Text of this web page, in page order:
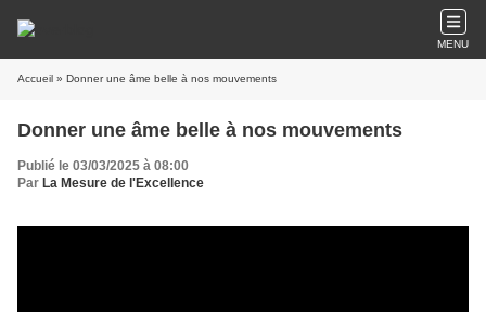
MENU
Accueil » Donner une âme belle à nos mouvements
Donner une âme belle à nos mouvements
Publié le 03/03/2025 à 08:00
Par La Mesure de l'Excellence